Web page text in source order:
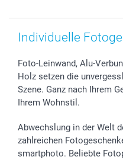
Individuelle
Foto-Leinwand, Alu-
Holz setzen die
Szene. Ganz nach Ihrem
Ihrem Wohnstil.
Abwechslung in der Welt
zahlreichen
smartphoto. Beliebte